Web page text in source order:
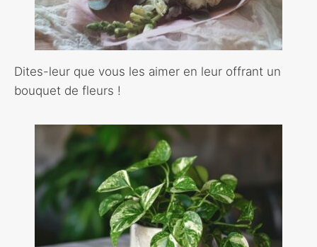
Dites-leur que vous les aimer en leur offrant un
bouquet de fleurs !